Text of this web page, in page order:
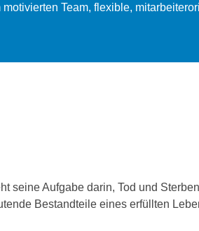
Team, flexible,
seine Aufgabe darin, Tod und
Bestandteile eines erfüllten